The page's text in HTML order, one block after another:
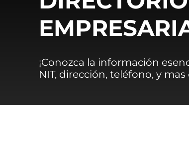
¡Conozca la información
NIT, dirección, teléfono, y